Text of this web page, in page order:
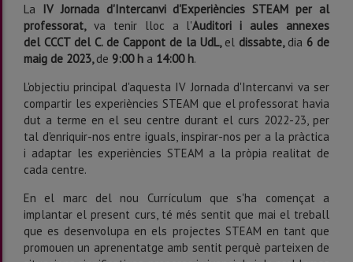
La
IV Jornada d'Intercanvi d'Experiències STEAM per al
professorat,va tenir lloc a l'Auditori i aules annexes
del CCCT del C. de Cappont de la UdL, el dissabte, dia 6 de
maig de 2023,de 9:00 h a 14:00 h.
L'objectiu principal d'aquesta IV Jornada d'Intercanvi va ser
compartir les experiències STEAM que el professorat havia
dut a terme en el seu centre durant el curs 2022-23, per
tal d'enriquir-nos entre iguals, inspirar-nos per a la pràctica
i adaptar les experiències STEAM a la pròpia realitat de
cada centre.
En el marc del nou Currículum que s'ha començat a
implantar el present curs, té més sentit que mai el treball
que es desenvolupa en els projectes STEAM en tant que
promouen un aprenentatge amb sentit perquè parteixen de